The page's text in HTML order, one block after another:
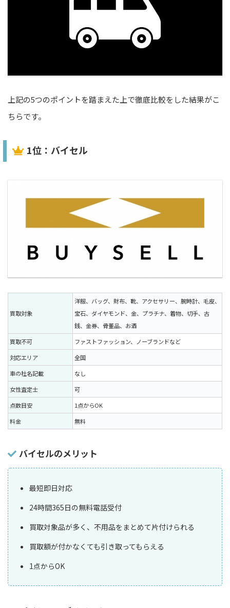
上記の5つのポイントを踏まえた上で徹底比較をした結果がこ
ちらです。
1位：バイセル
買取対象
洋服、バッグ、財布、靴、アクセサリー、腕時計、毛皮、
宝石、ダイヤモンド、金、プラチナ、着物、切手、古
銭、金券、骨董品、お酒
買取不可
ファストファッション、ノーブランドなど
対応エリア
全国
車の社名記載
なし
女性査定士
可
点数目安
1点からOK
料金
無料
バイセルのメリット
最短即日対応
24時間365日の無料電話受付
買取対象品が多く、不用品をまとめて片付けられる
買取額が付かなくても引き取ってもらえる
1点からOK